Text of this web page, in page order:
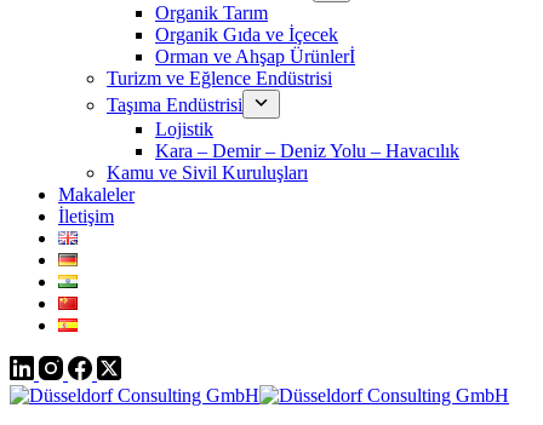
Organik Tarım
Organik Gıda ve İçecek
Orman ve Ahşap Ürünlerİ
Turizm ve Eğlence Endüstrisi
Taşıma Endüstrisi
Lojistik
Kara – Demir – Deniz Yolu – Havacılık
Kamu ve Sivil Kuruluşları
Makaleler
İletişim